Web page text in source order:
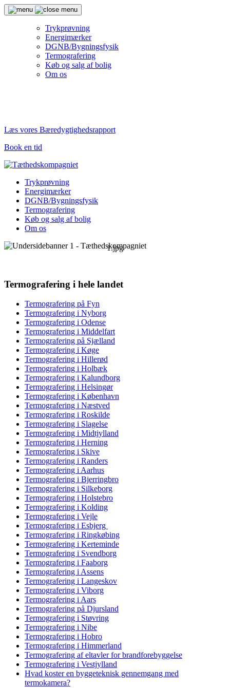
Trykprøvning
Energimærker
DGNB/Bygningsfysik
Termografering
Køb og salg af bolig
Om os
Læs vores Bæredygtighedsrapport
Book en tid
Trykprøvning
Energimærker
DGNB/Bygningsfysik
Termografering
Køb og salg af bolig
Om os
1.jpg
Termografering i hele landet
Termografering på Fyn
Termografering i Nyborg
Termografering i Odense
Termografering i Middelfart
Termografering på Sjælland
Termografering i Køge
Termografering i Hillerød
Termografering i Holbæk
Termografering i Kalundborg
Termografering i Helsingør
Termografering i København
Termografering i Næstved
Termografering i Roskilde
Termografering i Slagelse
Termografering i Midtjylland
Termografering i Herning
Termografering i Skive
Termografering i Randers
Termografering i Aarhus
Termografering i Bjerringbro
Termografering i Silkeborg
Termografering i Holstebro
Termografering i Kolding
Termografering i Vejle
Termografering i Esbjerg
Termografering i Ringkøbing
Termografering i Kerteminde
Termografering i Svendborg
Termografering i Faaborg
Termografering i Assens
Termografering i Langeskov
Termografering i Viborg
Termografering i Aars
Termografering på Djursland
Termografering i Støvring
Termografering i Nibe
Termografering i Hobro
Termografering i Himmerland
Termografering af eltavler for brandforebyggelse
Termografering i Vestjylland
Hvad koster en byggeteknisk gennemgang med
termokamera?